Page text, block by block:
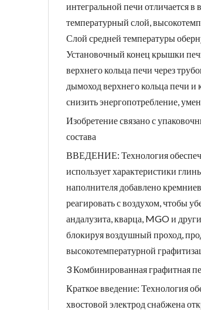
интегральной печи отличается
температурный слой,
Слой средней температуры
Установочный конец крышки
верхнего кольца печи через
дымоход верхнего кольца печи
снизить энергопотребление,
Изобретение связано с
состава
ВВЕДЕНИЕ: Технология
использует характеристики
наполнителя добавлено
реагировать с воздухом, чтобы
андалузита, кварца, MGO и
блокируя воздушный проход,
высокотемпературной
3 Комбинированная графитная
Краткое введение: Технология
хвостовой электрод снабжена